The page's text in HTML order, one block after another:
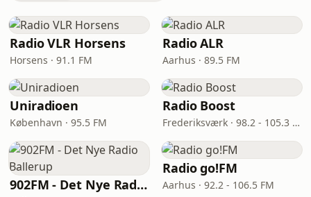
Radio VLR Horsens
Horsens · 91.1 FM
Radio ALR
Aarhus · 89.5 FM
Uniradioen
København · 95.5 FM
Radio Boost
Frederiksværk · 98.2 - 105.3 FM
902FM - Det Nye Radio Ballerup
Radio go!FM
Aarhus · 92.2 - 106.5 FM